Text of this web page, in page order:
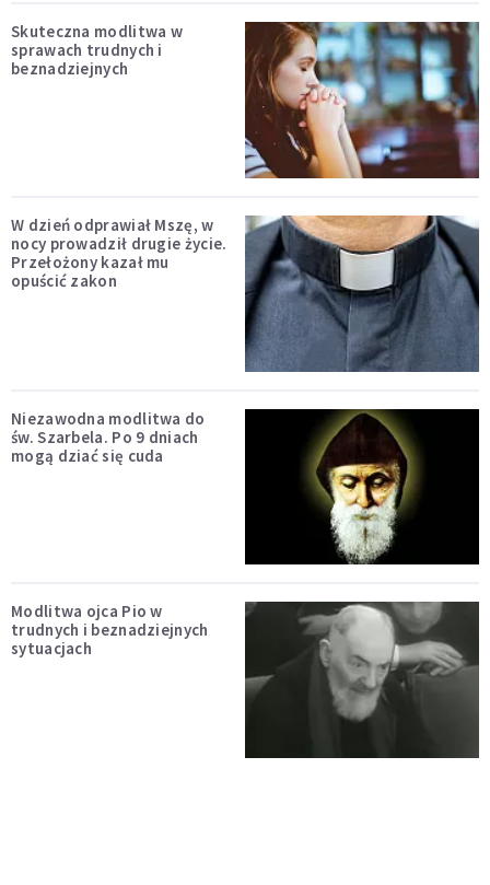
Skuteczna modlitwa w
sprawach trudnych i
beznadziejnych
W dzień odprawiał Mszę, w
nocy prowadził drugie życie.
Przełożony kazał mu
opuścić zakon
Niezawodna modlitwa do
św. Szarbela. Po 9 dniach
mogą dziać się cuda
Modlitwa ojca Pio w
trudnych i beznadziejnych
sytuacjach